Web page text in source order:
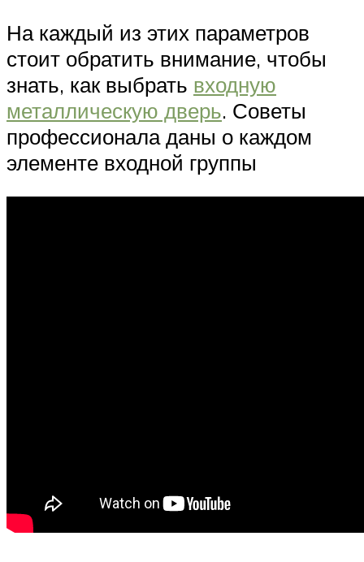
На каждый из этих параметров
стоит обратить внимание, чтобы
знать, как выбрать входную
металлическую дверь. Советы
профессионала даны о каждом
элементе входной группы